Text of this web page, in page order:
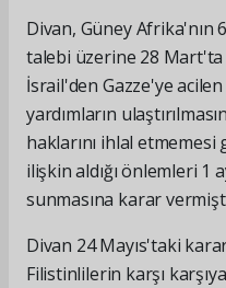
Divan, Güney Afrika'nın
talebi üzerine 28 Mart'ta
İsrail'den Gazze'ye
yardımların
haklarını ihlal
ilişkin aldığı önlemleri
sunmasına karar
Divan 24 Mayıs'taki
Filistinlilerin karşı